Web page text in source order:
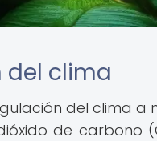
del clima
del clima a
de carbono